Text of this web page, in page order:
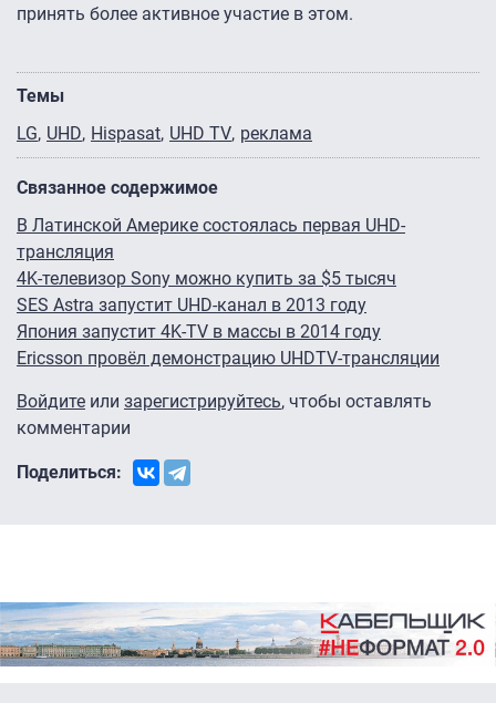
принять более активное участие в этом.
Темы
LG UHD Hispasat UHD TV реклама
Связанное содержимое
В Латинской Америке состоялась первая UHD-
трансляция
4K-телевизор Sony можно купить за $5 тысяч
SES Astra запустит UHD-канал в 2013 году
Япония запустит 4K-TV в массы в 2014 году
Ericsson провёл демонстрацию UHDTV-трансляции
Войдите или зарегистрируйтесь, чтобы оставлять
комментарии
Поделиться: